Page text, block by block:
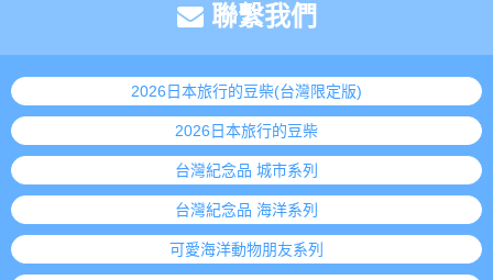
聯繫我們
2026日本旅行的豆柴(台灣限定版)
2026日本旅行的豆柴
台灣紀念品 城市系列
台灣紀念品 海洋系列
可愛海洋動物朋友系列